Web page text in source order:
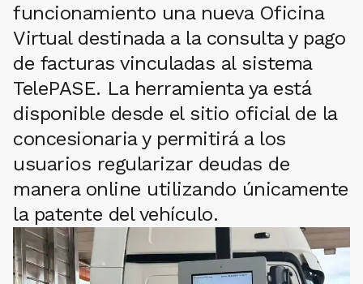
funcionamiento una nueva Oficina
Virtual destinada a la consulta y pago
de facturas vinculadas al sistema
TelePASE. La herramienta ya está
disponible desde el sitio oficial de la
concesionaria y permitirá a los
usuarios regularizar deudas de
manera online utilizando únicamente
la patente del vehículo.